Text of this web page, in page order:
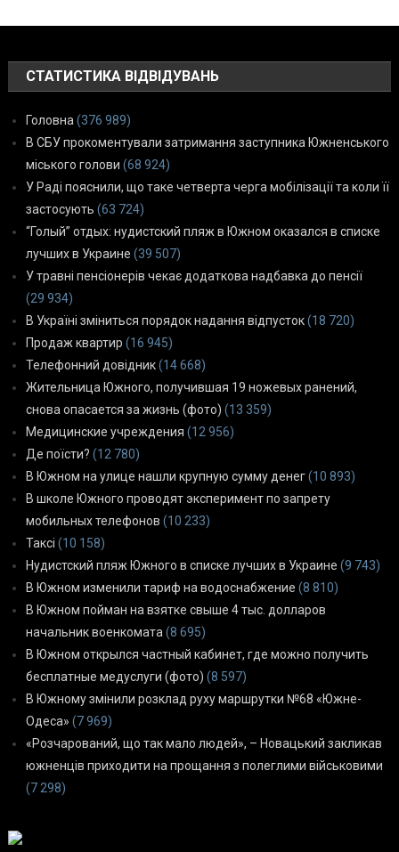
СТАТИСТИКА ВІДВІДУВАНЬ
Головна (376 989)
В СБУ прокоментували затримання заступника Южненського
міського голови (68 924)
У Раді пояснили, що таке четверта черга мобілізації та коли її
застосують (63 724)
“Голый” отдых: нудистский пляж в Южном оказался в списке
лучших в Украине (39 507)
У травні пенсіонерів чекає додаткова надбавка до пенсії
(29 934)
В Україні зміниться порядок надання відпусток(18 720)
Продаж квартир (16 945)
Телефонний довідник(14 668)
Жительница Южного, получившая 19 ножевых ранений,
снова опасается за жизнь (фото) (13 359)
Медицинские учреждения (12 956)
Де поїсти? (12 780)
В Южном на улице нашли крупную сумму денег(10 893)
В школе Южного проводят эксперимент по запрету
мобильных телефонов (10 233)
Таксі (10 158)
Нудистский пляж Южного в списке лучших в Украине (9 743)
В Южном изменили тариф на водоснабжение (8 810)
В Южном пойман на взятке свыше 4 тыс. долларов
начальник военкомата (8 695)
В Южном открылся частный кабинет, где можно получить
бесплатные медуслуги (фото) (8 597)
В Южному змінили розклад руху маршрутки №68 «Южне-
Одеса» (7 969)
«Розчарований, що так мало людей», – Новацький закликав
южненців приходити на прощання з полеглими військовими
(7 298)